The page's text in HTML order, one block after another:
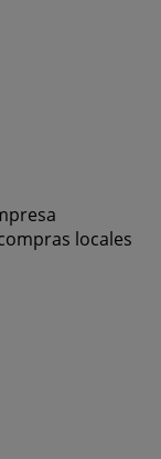
locales